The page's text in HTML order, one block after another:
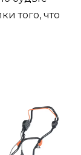
того, что